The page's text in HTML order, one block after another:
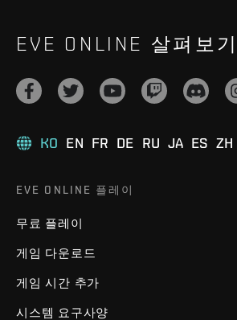
EVE ONLINE 살펴보기
KO EN FR DE RU JA ES ZH
EVE ONLINE 플레이
무료 플레이
게임 다운로드
게임 시간 추가
시스템 요구사양